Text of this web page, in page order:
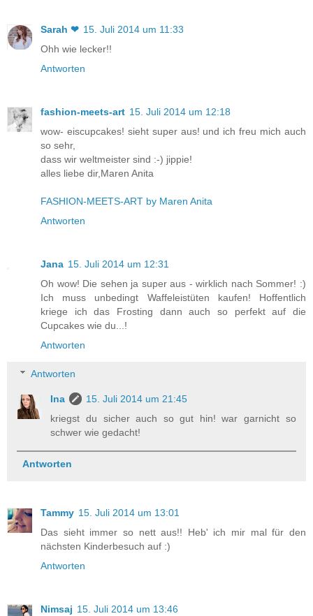
Sarah ❤ 15. Juli 2014 um 11:33
Ohh wie lecker!!
Antworten
fashion-meets-art 15. Juli 2014 um 12:18
wow- eiscupcakes! sieht super aus! und ich freu mich auch
so sehr,
dass wir weltmeister sind :-) jippie!
alles liebe dir,Maren Anita
FASHION-MEETS-ART by Maren Anita
Antworten
Jana 15. Juli 2014 um 12:31
Oh wow! Die sehen ja super aus - wirklich nach Sommer! :)
Ich muss unbedingt Waffeleistüten kaufen! Hoffentlich
kriege ich das Frosting dann auch so perfekt auf die
Cupcakes wie du...!
Antworten
Antworten
Ina
15. Juli 2014 um 21:45
kriegst du sicher auch so gut hin! war garnicht so
schwer wie gedacht!
Antworten
Tammy 15. Juli 2014 um 13:01
Das sieht immer so nett aus!! Heb' ich mir mal für den
nächsten Kinderbesuch auf :)
Antworten
Nimsaj 15. Juli 2014 um 13:46